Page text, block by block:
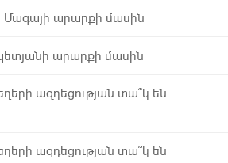
Մագայի արարքի մասին
արարքի մասին
ազդեցության տա՞կ են
ազդեցության տա՞կ են